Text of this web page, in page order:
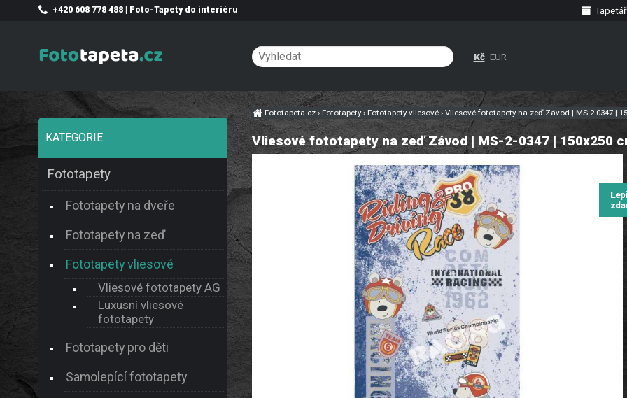
Vliesové fototapety na zeď Závod | MS-2-0347 | 150x250
KATEGORIE
Fototapety
Fototapety na dveře
Fototapety na zeď
Fototapety vliesové
Vliesové fototapety AG
Luxusní vliesové
fototapety
Fototapety pro děti
Samolepící fototapety
Fototapeta.cz› Fototapety› Fototapety vliesové ›Vliesové fototapety na zeď Závod | MS-2-0347 |
+420 608 778 488 | Foto-Tapety do interiéru
Kč EUR